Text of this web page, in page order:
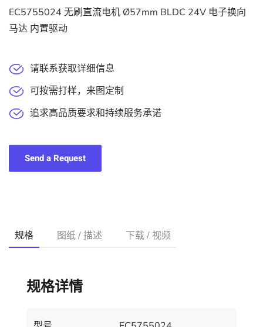
EC5755024 无刷直流电机 Ø57mm BLDC 24V 电子换向
马达 内置驱动
请联系获取详细信息
可按需打样，来图定制
追求高品质要求和持续服务承诺
Send a Request
规格 图纸 / 描述 下载 / 视频
规格详情